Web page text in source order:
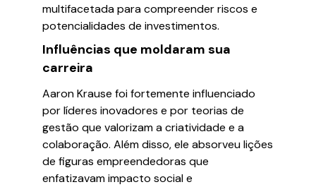
multifacetada para compreender riscos e
potencialidades de investimentos.
Influências que moldaram sua
carreira
Aaron Krause foi fortemente influenciado
por líderes inovadores e por teorias de
gestão que valorizam a criatividade e a
colaboração. Além disso, ele absorveu lições
de figuras empreendedoras que
enfatizavam impacto social e